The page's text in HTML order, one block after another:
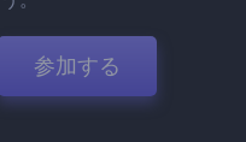
参加する